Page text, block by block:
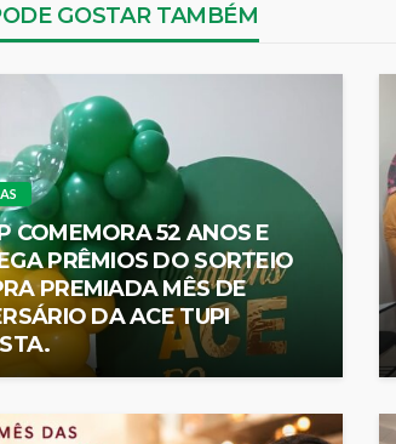
GOSTAR TAMBÉM
COMEMORA 52 ANOS E
PRÊMIOS DO SORTEIO
PREMIADA MÊS DE
DA ACE TUPI